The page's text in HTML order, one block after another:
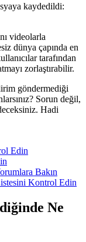
kaydedildi:
videolarla
dünya çapında en
tarafından
zorlaştırabilir.
göndermediği
Sorun değil,
Hadi
Edin
Bakın
Kontrol Edin
Ne